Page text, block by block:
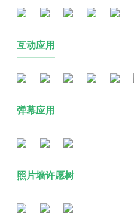
互动应用
弹幕应用
照片墙许愿树